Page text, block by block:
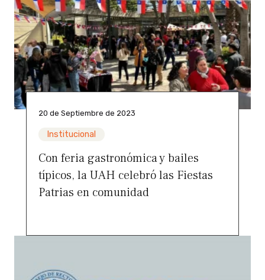
20 de Septiembre de 2023
Institucional
Con feria gastronómica y bailes
típicos, la UAH celebró las Fiestas
Patrias en comunidad